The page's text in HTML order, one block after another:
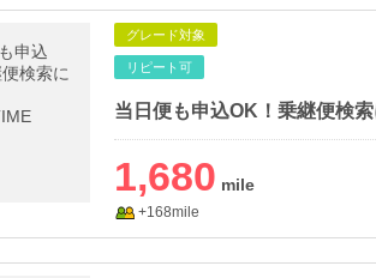
グレード対象
リピート可
1,680
+168mile